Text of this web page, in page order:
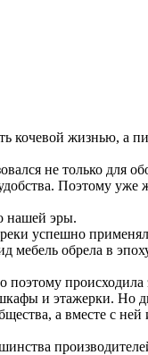
кочевой жизнью, а
не только для
Поэтому
нашей эры.
успешно
обрела в
и этажерки. Но
а вместе с